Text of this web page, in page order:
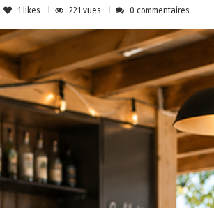
1 likes 221 vues 0 commentaires